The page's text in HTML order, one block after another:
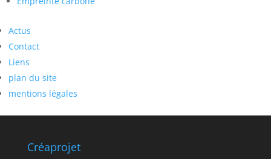
Actus
Contact
Liens
plan du site
mentions légales
Créaprojet